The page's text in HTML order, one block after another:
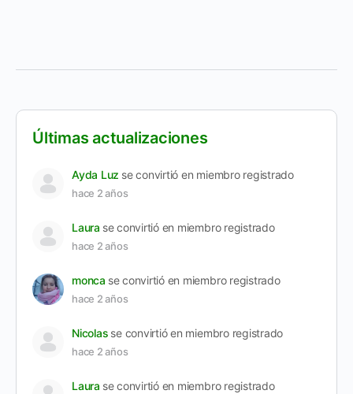
Últimas actualizaciones
Ayda Luz se convirtió en miembro registrado
hace 2 años
Laura se convirtió en miembro registrado
hace 2 años
monca se convirtió en miembro registrado
hace 2 años
Nicolas se convirtió en miembro registrado
hace 2 años
Laura se convirtió en miembro registrado